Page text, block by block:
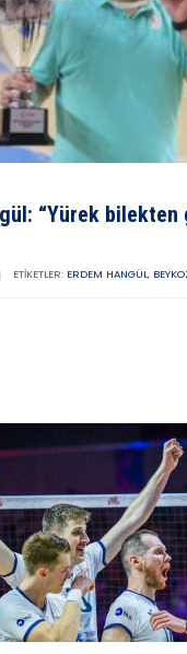
“Yürek bilekten
| ETIKETLER: ERDEM HANGÜL,